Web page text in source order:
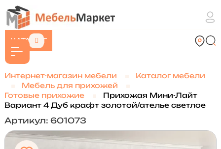
КАТАЛОГ
Интернет-магазин мебели
Каталог мебели
Мебель для прихожей
Готовые прихожие
Прихожая Мини-Лайт
Вариант 4 Дуб крафт золотой/ателье светлое
Артикул: 601073